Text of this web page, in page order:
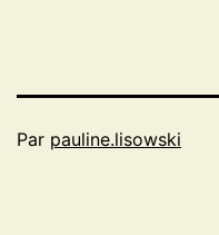
Par pauline.lisowski